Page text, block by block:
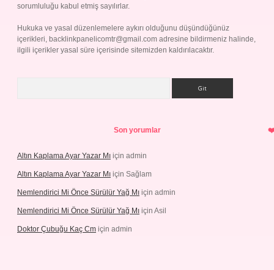
sorumluluğu kabul etmiş sayılırlar.
Hukuka ve yasal düzenlemelere aykırı olduğunu düşündüğünüz
içerikleri, backlinkpanelicomtr@gmail.com adresine bildirmeniz halinde,
ilgili içerikler yasal süre içerisinde sitemizden kaldırılacaktır.
Son yorumlar
Altın Kaplama Ayar Yazar Mı için admin
Altın Kaplama Ayar Yazar Mı için Sağlam
Nemlendirici Mi Önce Sürülür Yağ Mı için admin
Nemlendirici Mi Önce Sürülür Yağ Mı için Asil
Doktor Çubuğu Kaç Cm için admin